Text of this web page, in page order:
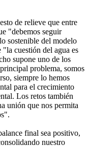
de relieve que entre
"debemos seguir
sostenible del modelo
cuestión del agua es
supone uno de los
problema, somos
siempre lo hemos
para el crecimiento
Los retos también
unión que nos permita
final sea positivo,
nuestro